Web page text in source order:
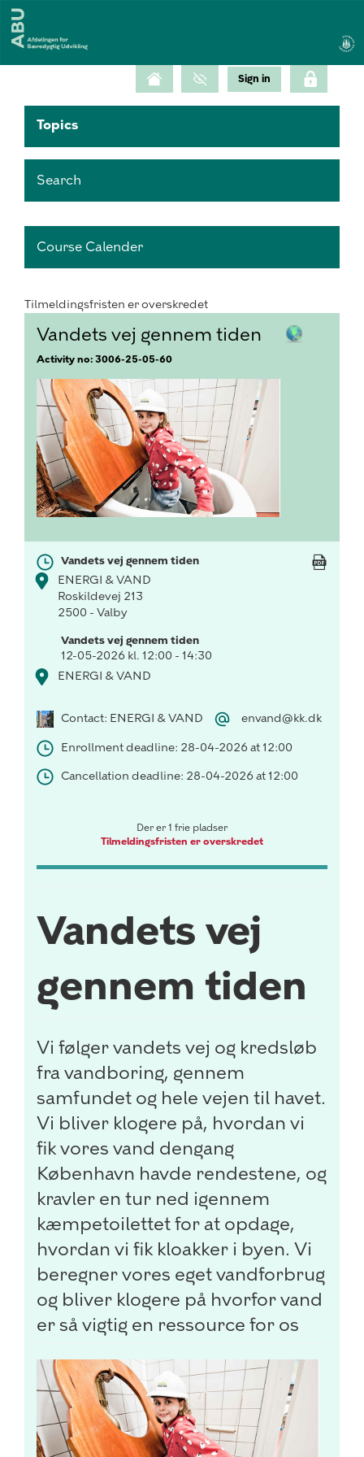
Topics
Search
Course Calender
Tilmeldingsfristen er overskredet
Vandets vej gennem tiden
Activity no: 3006-25-05-60
Vandets vej gennem tiden
ENERGI & VAND
Roskildevej 213
2500 - Valby
Vandets vej gennem tiden
12-05-2026 kl. 12:00 - 14:30
ENERGI & VAND
Contact: ENERGI & VAND envand@kk.dk
Enrollment deadline: 28-04-2026 at 12:00
Cancellation deadline: 28-04-2026 at 12:00
Der er 1 frie pladser
Tilmeldingsfristen er overskredet
Vandets vej
gennem tiden
Vi følger vandets vej og kredsløb
fra vandboring, gennem
samfundet og hele vejen til havet.
Vi bliver klogere på, hvordan vi
fik vores vand dengang
København havde rendestene, og
kravler en tur ned igennem
kæmpetoilettet for at opdage,
hvordan vi fik kloakker i byen. Vi
beregner vores eget vandforbrug
og bliver klogere på hvorfor vand
er så vigtig en ressource for os